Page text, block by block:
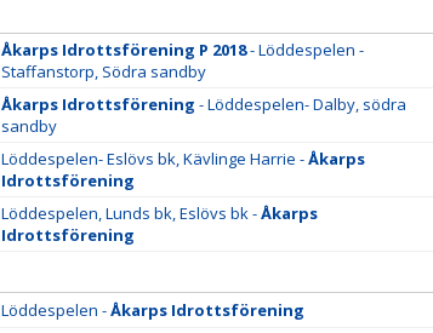
Åkarps Idrottsförening P 2018- Löddespelen -
Staffanstorp, Södra sandby
Åkarps Idrottsförening - Löddespelen- Dalby, södra
sandby
Löddespelen- Eslövs bk, Kävlinge Harrie -Åkarps
Idrottsförening
Löddespelen, Lunds bk, Eslövs bk -Åkarps
Idrottsförening
Löddespelen -Åkarps Idrottsförening